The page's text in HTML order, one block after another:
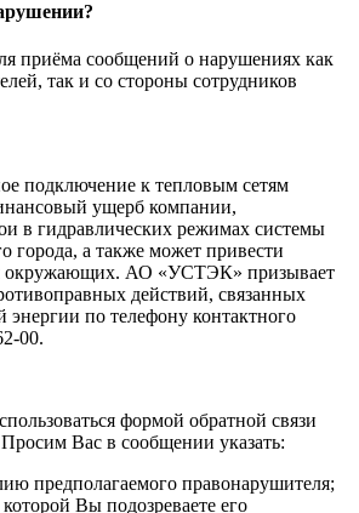
приёма сообщений о нарушениях как
так и со стороны сотрудников
подключение к тепловым сетям
ущерб компании,
в гидравлических режимах системы
города, а также может привести
окружающих. АО «УСТЭК» призывает
действий, связанных
по телефону контактного
00.
формой обратной связи
Вас в сообщении указать:
предполагаемого правонарушителя;
Вы подозреваете его